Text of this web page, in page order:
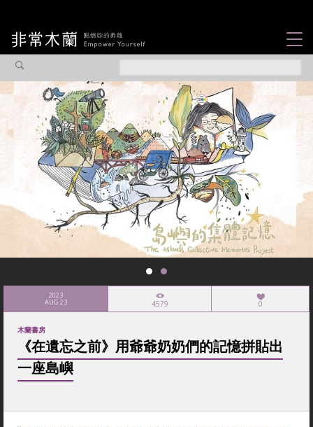
觀點專欄
焦點企劃
社會企業
認識我們
2023
AUG 23 4579 0
木蘭書房
《在遺忘之前》用爺爺奶奶們的記憶拼貼出
一座島嶼